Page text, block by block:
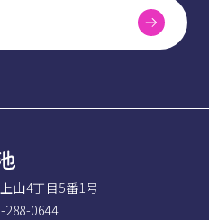
山4丁目5番1号
288-0644